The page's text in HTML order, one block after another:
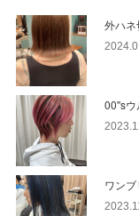
外ハネ
00''s
ワン